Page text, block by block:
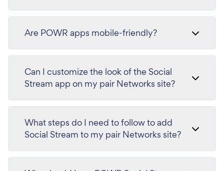
Are POWR apps mobile-friendly?
Can I customize the look of the Social
Stream app on my pair Networks site?
What steps do I need to follow to add
Social Stream to my pair Networks site?